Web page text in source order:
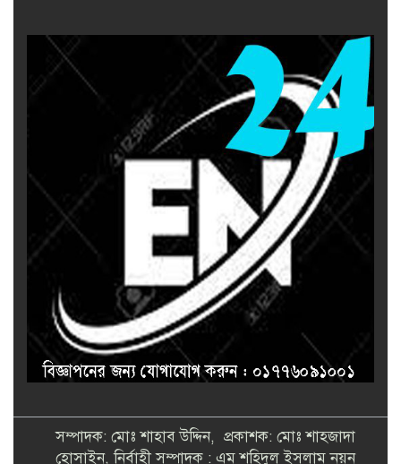
সম্পাদক: মোঃ শাহাব উদ্দিন, প্রকাশক: মোঃ শাহজাদা
হোসাইন, নির্বাহী সম্পাদক : এম শহিদুল ইসলাম নয়ন